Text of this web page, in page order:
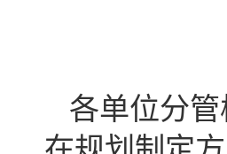
各单位分